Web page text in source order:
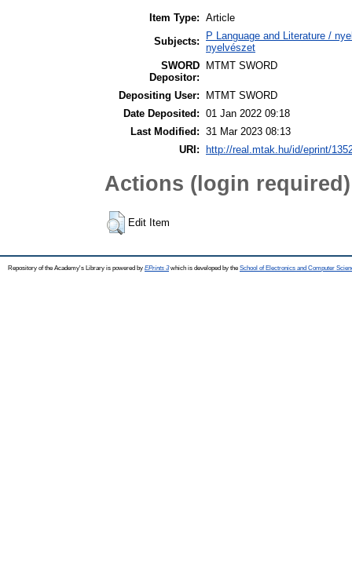
Item Type: Article
Subjects:
P Language and Literature /
nyelvészet
SWORD
Depositor:
MTMT SWORD
Depositing User:
MTMT SWORD
Date Deposited: 01 Jan 2022 09:18
Last Modified: 31 Mar 2023 08:13
URI:
http://real.mtak.hu/id/eprint/
Actions (login required)
Edit Item
Repository of the Academy's Library is powered by EPrints 3which is developed by the School of Electronics and Computer